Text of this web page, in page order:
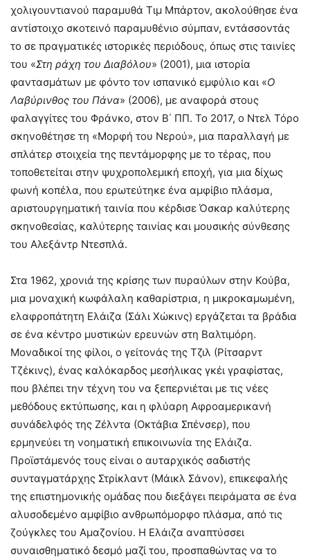
χολιγουντιανού παραμυθά Τιμ Μπάρτον, ακολούθησε ένα
αντίστοιχο σκοτεινό παραμυθένιο σύμπαν, εντάσσοντάς
το σε πραγματικές ιστορικές περιόδους, όπως στις ταινίες
του «Στη ράχη του Διαβόλου» (2001), μια ιστορία
φαντασμάτων με φόντο τον ισπανικό εμφύλιο και «Ο
Λαβύρινθος του Πάνα» (2006), με αναφορά στους
φαλαγγίτες του Φράνκο, στον Β΄ ΠΠ. Το 2017, ο Ντελ Τόρο
σκηνοθέτησε τη «Μορφή του Νερού», μια παραλλαγή με
σπλάτερ στοιχεία της πεντάμορφης με το τέρας, που
τοποθετείται στην ψυχροπολεμική εποχή, για μια δίχως
φωνή κοπέλα, που ερωτεύτηκε ένα αμφίβιο πλάσμα,
αριστουργηματική ταινία που κέρδισε Όσκαρ καλύτερης
σκηνοθεσίας, καλύτερης ταινίας και μουσικής σύνθεσης
του Αλεξάντρ Ντεσπλά.
Στα 1962, χρονιά της κρίσης των πυραύλων στην Κούβα,
μια μοναχική κωφάλαλη καθαρίστρια, η μικροκαμωμένη,
ελαφροπάτητη Ελάιζα (Σάλι Χώκινς) εργάζεται τα βράδια
σε ένα κέντρο μυστικών ερευνών στη Βαλτιμόρη.
Μοναδικοί της φίλοι, ο γείτονάς της Τζιλ (Ρίτσαρντ
Τζέκινς), ένας καλόκαρδος μεσήλικας γκέι γραφίστας,
που βλέπει την τέχνη του να ξεπερνιέται με τις νέες
μεθόδους εκτύπωσης, και η φλύαρη Αφροαμερικανή
συνάδελφός της Ζέλντα (Οκτάβια Σπένσερ), που
ερμηνεύει τη νοηματική επικοινωνία της Ελάιζα.
Προϊστάμενός τους είναι ο αυταρχικός σαδιστής
συνταγματάρχης Στρίκλαντ (Μάικλ Σάνον), επικεφαλής
της επιστημονικής ομάδας που διεξάγει πειράματα σε ένα
αλυσοδεμένο αμφίβιο ανθρωπόμορφο πλάσμα, από τις
ζούγκλες του Αμαζονίου. Η Ελάιζα αναπτύσσει
συναισθηματικό δεσμό μαζί του, προσπαθώντας να το